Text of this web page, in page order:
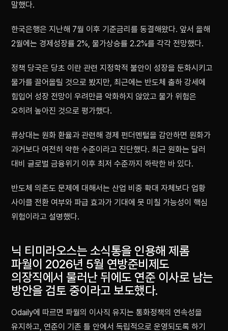
말했다.
한국은행은 지난해 7월 이후 기준금리를 동결해왔다. 앞서 올해
2월에는 경제성장률 2%, 물가상승률 2.2%를 각각 전망했다.
정책 당국은 당초 이란 관련 지정학적 불안이 성장을 둔화시키고
물가를 끌어올릴 것으로 봤지만, 최근에는 반도체 출하 강세에
힘입어 성장 전망이 우려만큼 악화하지 않았고 물가 위험은
오히려 높아진 것으로 평가했다.
류상대는 원화 환율과 관련해 경제 펀더멘털을 감안하면 원화가
과거보다 여전히 약한 수준이라고 진단했다. 최근 원화는 달러
대비 글로벌 금융위기 이후 최저 수준까지 하락한 바 있다.
반도체 의존도 문제에 대해서는 산업 비중 확대 자체보다 업황
사이클 전환 여부와 파급 효과가 기대에 못 미칠 가능성이 핵심
위험이라고 설명했다.
닉 티미라오스는 소식통을 인용해 제롬
파월이 2026년 5월 연방준비제도
의장직에서 물러난 뒤에도 연준 이사로 남는
방안을 검토 중이라고 보도했다.
Odaily에 따르면 파월의 이사직 유지는 통화정책의 연속성을
유지하고, 연준이 기존 틀 안에서 독립적으로 운영되도록 하기